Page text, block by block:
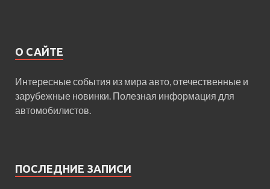
О САЙТЕ
Интересные события из мира авто, отечественные и
зарубежные новинки. Полезная информация для
автомобилистов.
ПОСЛЕДНИЕ ЗАПИСИ